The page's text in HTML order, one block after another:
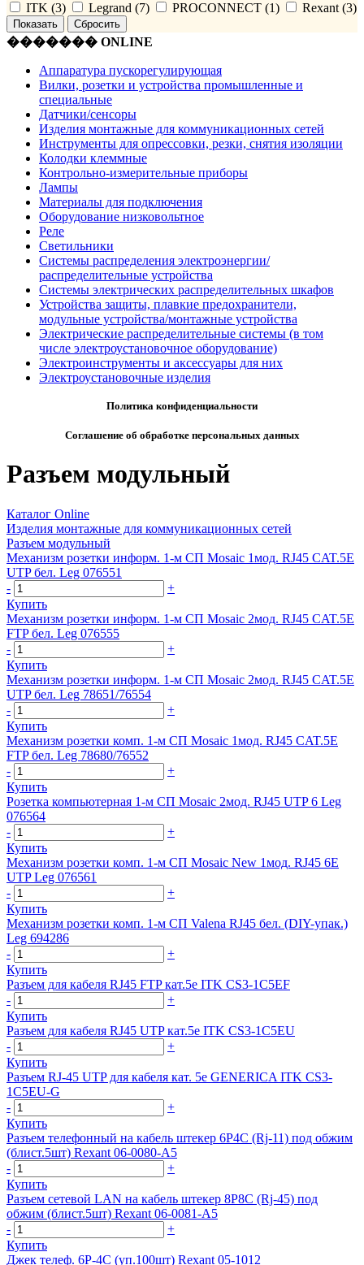
ITK (3) Legrand (7) PROCONNECT (1) Rexant (3)
������� ONLINE
Аппаратура пускорегулирующая
Вилки, розетки и устройства промышленные и
специальные
Датчики/сенсоры
Изделия монтажные для коммуникационных сетей
Инструменты для опрессовки, резки, снятия изоляции
Колодки клеммные
Контрольно-измерительные приборы
Лампы
Материалы для подключения
Оборудование низковольтное
Реле
Светильники
Системы распределения электроэнергии/
распределительные устройства
Системы электрических распределительных шкафов
Устройства защиты, плавкие предохранители,
модульные устройства/монтажные устройства
Электрические распределительные системы (в том
числе электроустановочное оборудование)
Электроинструменты и аксессуары для них
Электроустановочные изделия
Политика конфиденциальности
Соглашение об обработке персональных данных
Разъем модульный
Каталог Online
Изделия монтажные для коммуникационных сетей
Разъем модульный
Механизм розетки информ. 1-м СП Mosaic 1мод. RJ45 CAT.5E
UTP бел. Leg 076551
-
+
Купить
Механизм розетки информ. 1-м СП Mosaic 2мод. RJ45 CAT.5E
FTP бел. Leg 076555
-
+
Купить
Механизм розетки информ. 1-м СП Mosaic 2мод. RJ45 CAT.5E
UTP бел. Leg 78651/76554
-
+
Купить
Механизм розетки комп. 1-м СП Mosaic 1мод. RJ45 CAT.5E
FTP бел. Leg 78680/76552
-
+
Купить
Розетка компьютерная 1-м СП Mosaic 2мод. RJ45 UTP 6 Leg
076564
-
+
Купить
Механизм розетки комп. 1-м СП Mosaic New 1мод. RJ45 6E
UTP Leg 076561
-
+
Купить
Механизм розетки комп. 1-м СП Valena RJ45 бел. (DIY-упак.)
Leg 694286
-
+
Купить
Разъем для кабеля RJ45 FTP кат.5е ITK CS3-1C5EF
-
+
Купить
Разъем для кабеля RJ45 UTP кат.5е ITK CS3-1C5EU
-
+
Купить
Разъем RJ-45 UTP для кабеля кат. 5e GENERICA ITK CS3-
1C5EU-G
-
+
Купить
Разъем телефонный на кабель штекер 6Р4С (Rj-11) под обжим
(блист.5шт) Rexant 06-0080-A5
-
+
Купить
Разъем сетевой LAN на кабель штекер 8Р8С (Rj-45) под
обжим (блист.5шт) Rexant 06-0081-A5
-
+
Купить
Джек телеф. 6P-4C (уп.100шт) Rexant 05-1012